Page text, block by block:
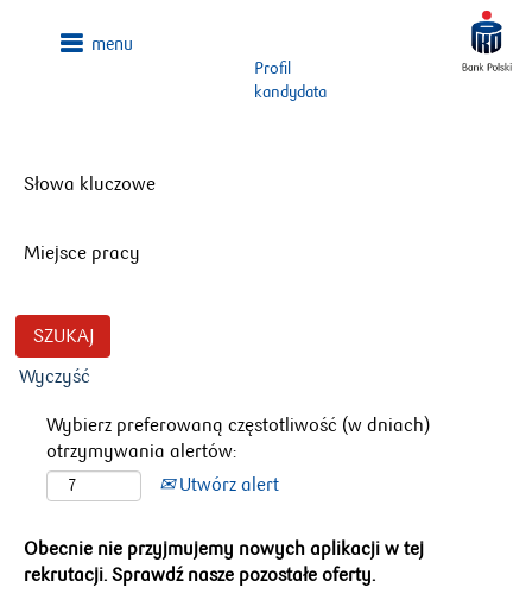
Profil
kandydata
Słowa kluczowe
Miejsce pracy
Wyczyść
Wybierz preferowaną częstotliwość (w dniach)
otrzymywania alertów:
Utwórz alert
Obecnie nie przyjmujemy nowych aplikacji w tej
rekrutacji. Sprawdź nasze pozostałe oferty.